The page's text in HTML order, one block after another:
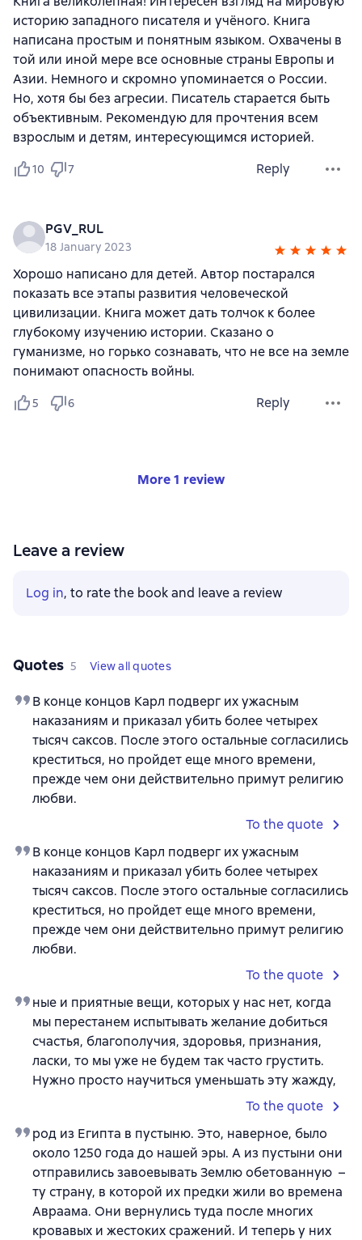
историю западного писателя и учёного. Книга
написана простым и понятным языком. Охвачены в
той или иной мере все основные страны Европы и
Азии. Немного и скромно упоминается о России.
Но, хотя бы без агресии. Писатель старается быть
объективным. Рекомендую для прочтения всем
взрослым и детям, интересующимся историей.
10 7 Reply
PGV_RUL
18 January 2023
Хорошо написано для детей. Автор постарался
показать все этапы развития человеческой
цивилизации. Книга может дать толчок к более
глубокому изучению истории. Сказано о
гуманизме, но горько сознавать, что не все на земле
понимают опасность войны.
5 6 Reply
More 1 review
Leave a review
Log in, to rate the book and leave a review
Quotes 5 View all quotes
В конце концов Карл подверг их ужасным
наказаниям и приказал убить более четырех
тысяч саксов. После этого остальные согласились
креститься, но пройдет еще много времени,
прежде чем они действительно примут религию
любви.
To the quote
В конце концов Карл подверг их ужасным
наказаниям и приказал убить более четырех
тысяч саксов. После этого остальные согласились
креститься, но пройдет еще много времени,
прежде чем они действительно примут религию
любви.
To the quote
ные и приятные вещи, которых у нас нет, когда
мы перестанем испытывать желание добиться
счастья, благополучия, здоровья, признания,
ласки, то мы уже не будем так часто грустить.
Нужно просто научиться уменьшать эту жажду,
To the quote
род из Египта в пустыню. Это, наверное, было
около 1250 года до нашей эры. А из пустыни они
отправились завоевывать Землю обетованную –
ту страну, в которой их предки жили во времена
Авраама. Они вернулись туда после многих
кровавых и жестоких сражений. И теперь у них